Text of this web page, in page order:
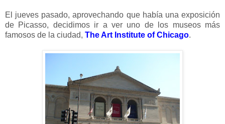
El jueves pasado, aprovechando que había una exposición
de Picasso, decidimos ir a ver uno de los museos más
famosos de la ciudad, The Art Institute of Chicago.